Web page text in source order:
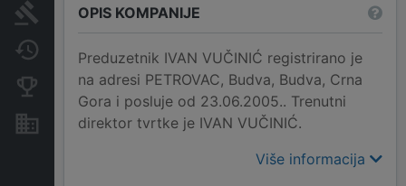
Arhiva sudskih objava
Promjene
Konkurentne kompanije
Nekretnine i imovina
OPIS KOMPANIJE
Preduzetnik IVAN VUČINIĆ registrirano je
na adresi PETROVAC, Budva, Budva, Crna
Gora i posluje od 23.06.2005.. Trenutni
direktor tvrtke je IVAN VUČINIĆ.
Više informacija